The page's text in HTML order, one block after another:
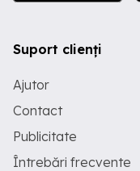
Suport clienți
Ajutor
Contact
Publicitate
Întrebări frecvente